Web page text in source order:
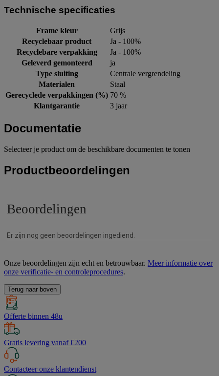
Technische specificaties
Frame kleur
Grijs
Recyclebaar product
Ja - 100%
Recyclebare verpakking
Ja - 100%
Geleverd gemonteerd
ja
Type sluiting
Centrale vergrendeling
Materialen
Staal
Gerecyclede verpakkingen (%) 70 %
Klantgarantie
3 jaar
Documentatie
Selecteer je product om de beschikbare documenten te tonen
Productbeoordelingen
Onze beoordelingen zijn echt en betrouwbaar. Meer informatie over
onze verificatie- en controleprocedures.
Terug naar boven
Offerte binnen 48u
Gratis levering vanaf €200
Contacteer onze klantendienst